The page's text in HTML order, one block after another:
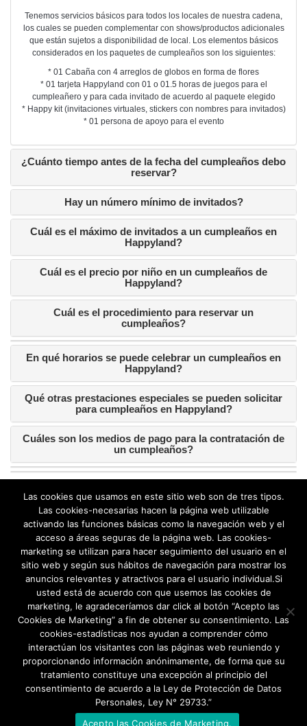
Tenemos servicios básicos para todos los locales de nuestra cadena,
los cuales se pueden complementar con shows/productos adicionales
que están sujetos a disponibilidad de local. Los elementos básicos
considerados en los paquetes de cumpleaños son los siguientes:
* 01 Cabaña con 4 arreglos de globos en forma de flores
* 01 tarjeta Happyland con 01 o 01.5 horas de juegos para el
cumpleañero y para cada invitado de acuerdo al paquete elegido
* Happy kit (invitaciones virtuales, stickers con nombres para invitados)
* 01 persona de apoyo para el evento
¿Cuánto tiempo antes de la fecha del cumpleaños debo
reservar?
Hay un número mínimo de invitados?
Cuál es el máximo de invitados a un cumpleaños en
Happyland?
Cuál es el precio por niño en un cumpleaños de
Happyland?
Cuál es el procedimiento para reservar un
cumpleaños?
En qué horarios se puede celebrar un cumpleaños en
Happyland?
Qué otras prestaciones especiales se pueden solicitar
para cumpleaños en Happyland?
Cuáles son los medios de pago para la contratación de
un cumpleaños?
REDES SOCIALES
Las cookies que usamos en este sitio web son de tres tipos.
Las cookies-necesarias hacen la página web utilizable
activando las funciones básicas como la navegación web y el
acceso a áreas seguras de la página web. Las cookies-
marketing se utilizan para hacer seguimiento del usuario en el
sitio web y según sus hábitos de navegación para mostrar los
anuncios relevantes y atractivos para el usuario individual.Si
usted está de acuerdo con que usemos las cookies de
marketing, le agradeceríamos dar click al botón “Acepto las
Cookies de Marketing” a fin de obtener su consentimiento. Las
cookies-estadísticas nos ayudan a comprender cómo
interactúan los visitantes con las páginas web reuniendo y
proporcionando información anónimamente, de forma que su
tratamiento constituye una excepción al principio del
consentimiento de acuerdo a la Ley de Protección de Datos
Personales, Ley N° 29733.”
Acepto las Cookies de Marketing.